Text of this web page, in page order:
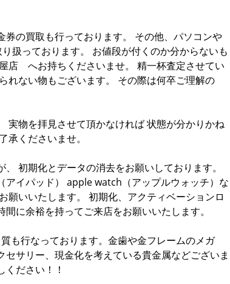
の買取も行っております。 その他、パソコンや
扱っております。 お値段が付くのか分からないも
へお持ちくださいませ。 精一杯査定させてい
れない物もございます。 その際は何卒ご理解の
実物を拝見させて頂かなければ 状態が分かりかね
承くださいませ。
初期化とデータの消去をお願いしております。
イパッド） apple watch（アップルウォッチ）な
願いいたします。 初期化、アクティベーションロ
に余裕を持ってご来店をお願いいたします。
も行なっております。金歯や金フレームのメガ
サリー、現金化を考えている貴金属などございま
ださい！！